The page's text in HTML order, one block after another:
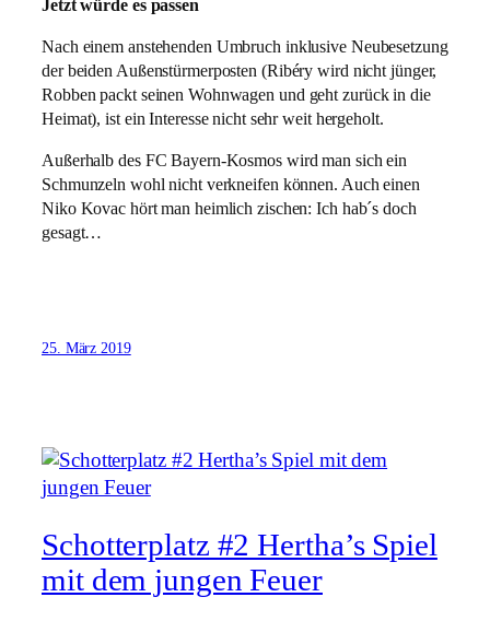
Jetzt würde es passen
Nach einem anstehenden Umbruch inklusive Neubesetzung
der beiden Außenstürmerposten (Ribéry wird nicht jünger,
Robben packt seinen Wohnwagen und geht zurück in die
Heimat), ist ein Interesse nicht sehr weit hergeholt.
Außerhalb des FC Bayern-Kosmos wird man sich ein
Schmunzeln wohl nicht verkneifen können. Auch einen
Niko Kovac hört man heimlich zischen: Ich hab´s doch
gesagt…
25. März 2019
Schotterplatz #2 Hertha’s Spiel
mit dem jungen Feuer